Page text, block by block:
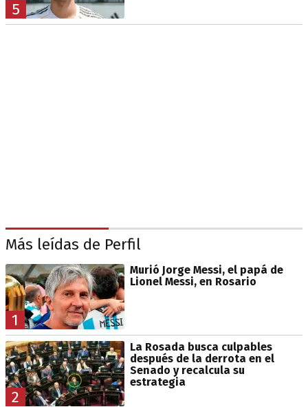
5
Más leídas de Perfil
1
Murió Jorge Messi, el papá de
Lionel Messi, en Rosario
2
La Rosada busca culpables
después de la derrota en el
Senado y recalcula su
estrategia